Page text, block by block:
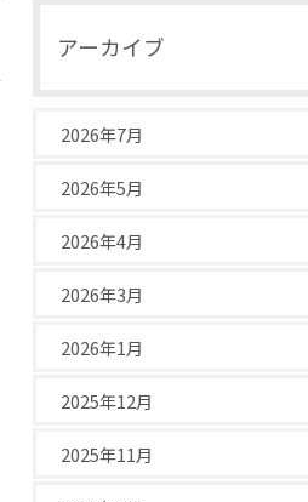
アーカイブ
2026年7月
2026年5月
2026年4月
2026年3月
2026年1月
2025年12月
2025年11月